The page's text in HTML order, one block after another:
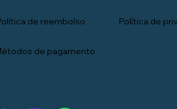
de reembolso Política de
de pagamento